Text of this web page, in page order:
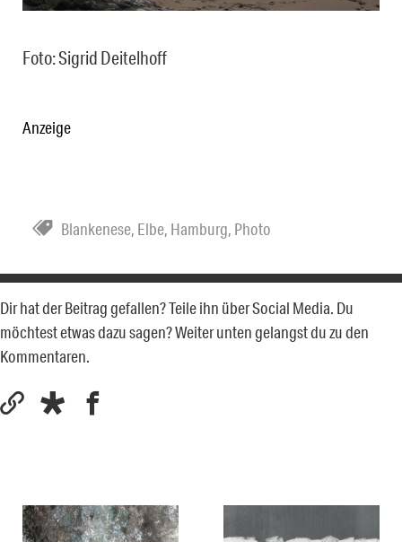
Foto: Sigrid Deitelhoff
Anzeige
Blankenese, Elbe, Hamburg, Photo
Dir hat der Beitrag gefallen? Teile ihn über Social Media. Du
möchtest etwas dazu sagen? Weiter unten gelangst du zu den
Kommentaren.